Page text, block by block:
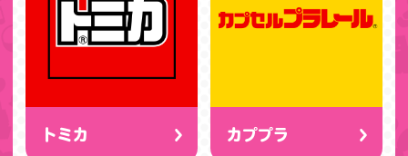
トミカ カププラ